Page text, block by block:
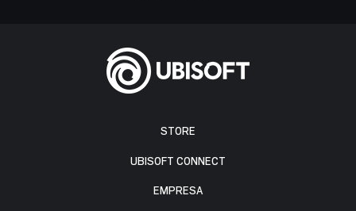
STORE
UBISOFT CONNECT
EMPRESA